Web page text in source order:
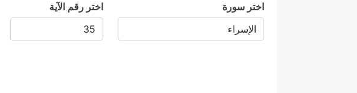
اختر سورة اختر رقم الآية